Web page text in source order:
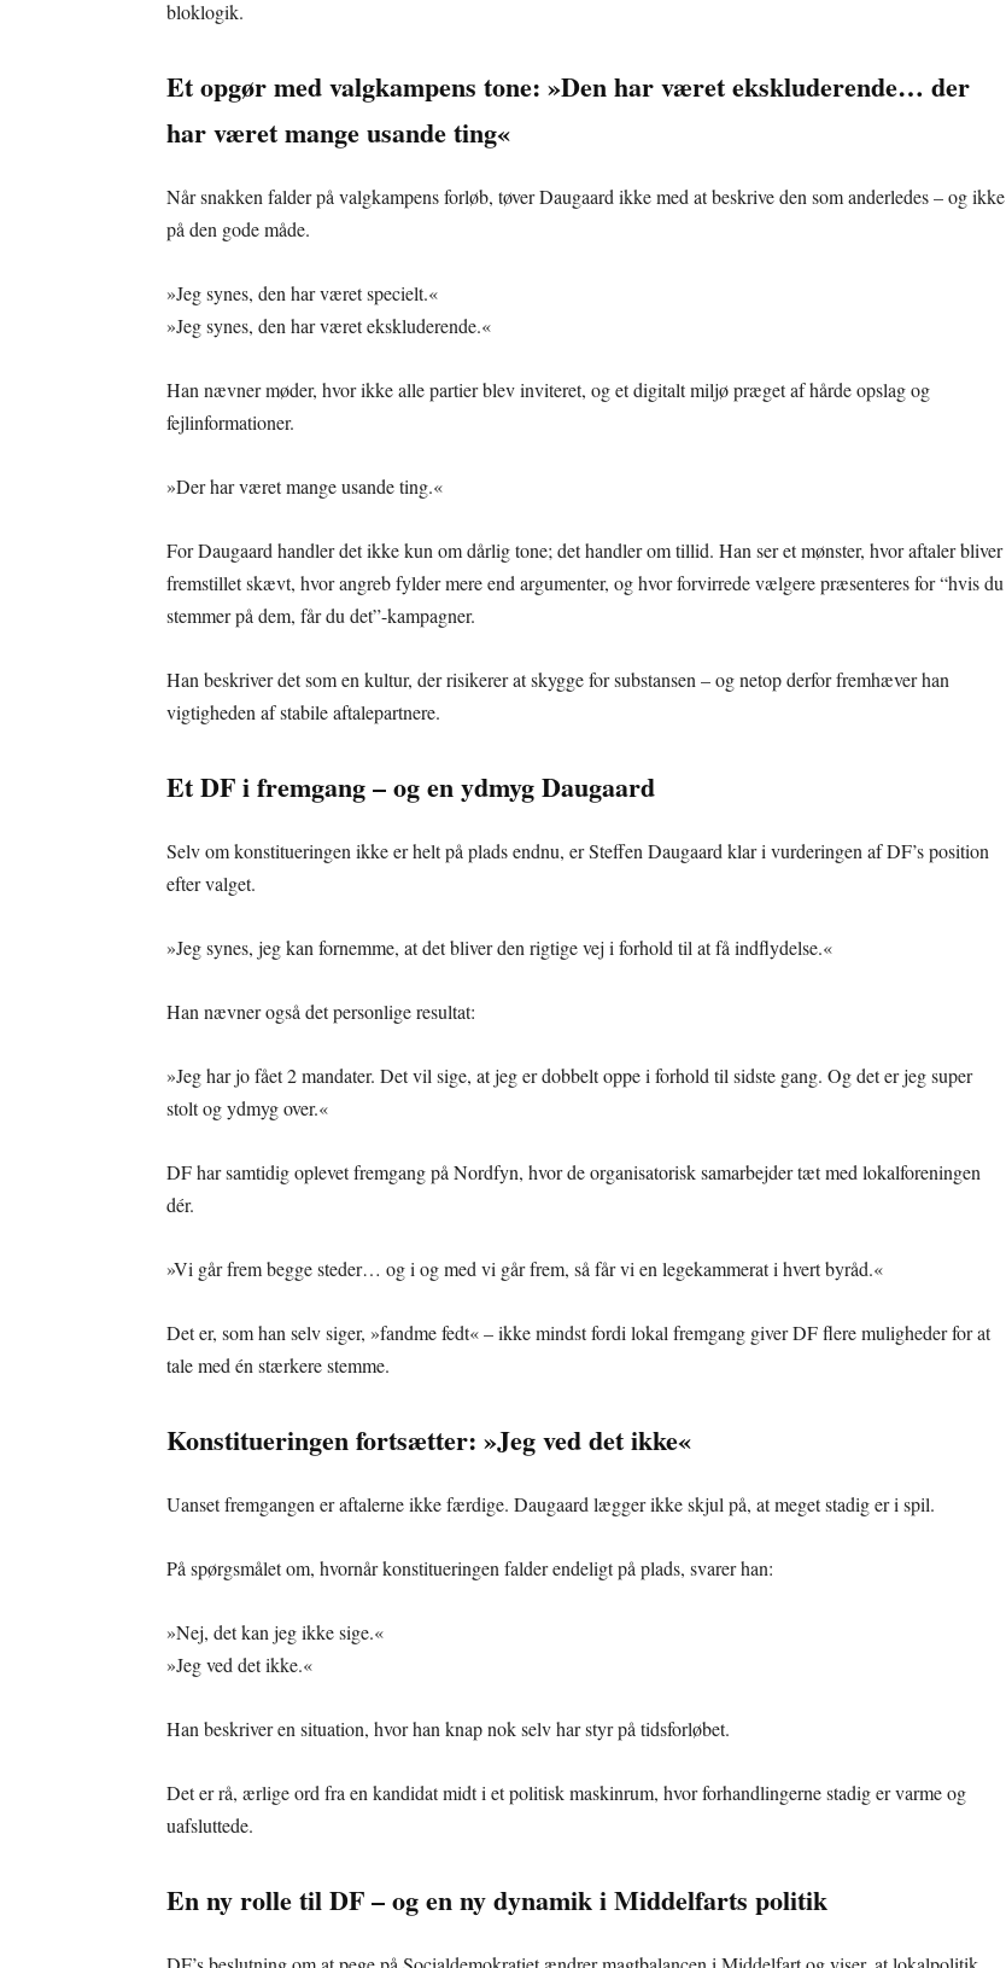
bloklogik.
Et opgør med valgkampens tone: »Den har været ekskluderende… der
har været mange usande ting«
Når snakken falder på valgkampens forløb, tøver Daugaard ikke med at beskrive den som anderledes – og ikke
på den gode måde.
»Jeg synes, den har været specielt.«
»Jeg synes, den har været ekskluderende.«
Han nævner møder, hvor ikke alle partier blev inviteret, og et digitalt miljø præget af hårde opslag og
fejlinformationer.
»Der har været mange usande ting.«
For Daugaard handler det ikke kun om dårlig tone; det handler om tillid. Han ser et mønster, hvor aftaler bliver
fremstillet skævt, hvor angreb fylder mere end argumenter, og hvor forvirrede vælgere præsenteres for “hvis du
stemmer på dem, får du det”-kampagner.
Han beskriver det som en kultur, der risikerer at skygge for substansen – og netop derfor fremhæver han
vigtigheden af stabile aftalepartnere.
Et DF i fremgang – og en ydmyg Daugaard
Selv om konstitueringen ikke er helt på plads endnu, er Steffen Daugaard klar i vurderingen af DF’s position
efter valget.
»Jeg synes, jeg kan fornemme, at det bliver den rigtige vej i forhold til at få indflydelse.«
Han nævner også det personlige resultat:
»Jeg har jo fået 2 mandater. Det vil sige, at jeg er dobbelt oppe i forhold til sidste gang. Og det er jeg super
stolt og ydmyg over.«
DF har samtidig oplevet fremgang på Nordfyn, hvor de organisatorisk samarbejder tæt med lokalforeningen
dér.
»Vi går frem begge steder… og i og med vi går frem, så får vi en legekammerat i hvert byråd.«
Det er, som han selv siger, »fandme fedt« – ikke mindst fordi lokal fremgang giver DF flere muligheder for at
tale med én stærkere stemme.
Konstitueringen fortsætter: »Jeg ved det ikke«
Uanset fremgangen er aftalerne ikke færdige. Daugaard lægger ikke skjul på, at meget stadig er i spil.
På spørgsmålet om, hvornår konstitueringen falder endeligt på plads, svarer han:
»Nej, det kan jeg ikke sige.«
»Jeg ved det ikke.«
Han beskriver en situation, hvor han knap nok selv har styr på tidsforløbet.
Det er rå, ærlige ord fra en kandidat midt i et politisk maskinrum, hvor forhandlingerne stadig er varme og
uafsluttede.
En ny rolle til DF – og en ny dynamik i Middelfarts politik